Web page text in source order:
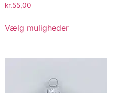
kr.55,00
Vælg muligheder